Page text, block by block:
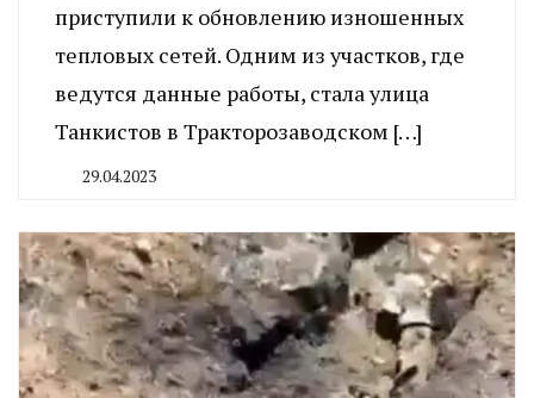
приступили к обновлению изношенных
тепловых сетей. Одним из участков, где
ведутся данные работы, стала улица
Танкистов в Тракторозаводском […]
29.04.2023